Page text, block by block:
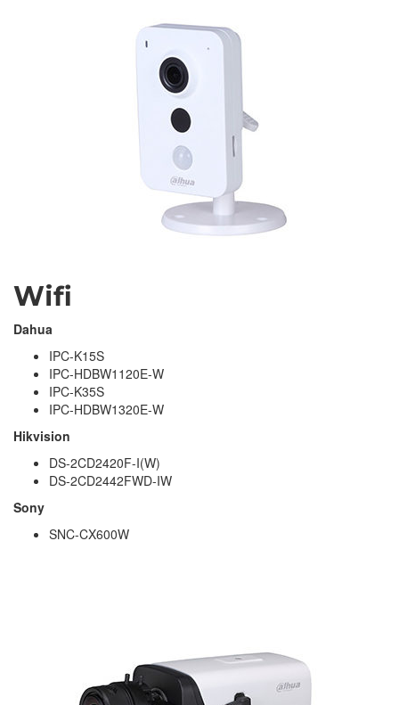
Wifi
Dahua
IPC-K15S
IPC-HDBW1120E-W
IPC-K35S
IPC-HDBW1320E-W
Hikvision
DS-2CD2420F-I(W)
DS-2CD2442FWD-IW
Sony
SNC-CX600W